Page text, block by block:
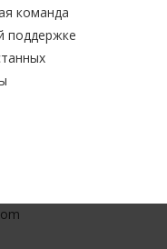
команда
поддержке